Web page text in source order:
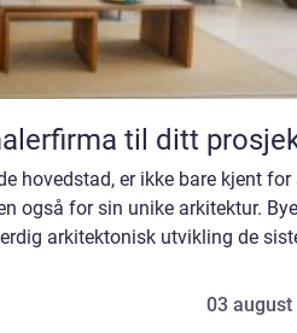
til ditt
hovedstad, er ikke bare kjent
også for sin unike arkitektur.
arkitektonisk utvikling de
03 august